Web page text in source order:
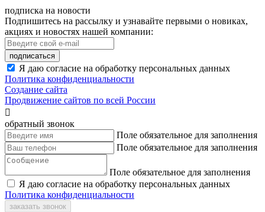
подписка на новости
Подпишитесь на рассылку и узнавайте первыми о новиках,
акциях и новостях нашей компании:
подписаться
Я даю согласие на обработку персональных данных
Политика конфиденциальности
Создание сайта
Продвижение сайтов по всей России

обратный звонок
Поле обязательное для заполнения
Поле обязательное для заполнения
Поле обязательное для заполнения
Я даю согласие на обработку персональных данных
Политика конфиденциальности
заказать звонок